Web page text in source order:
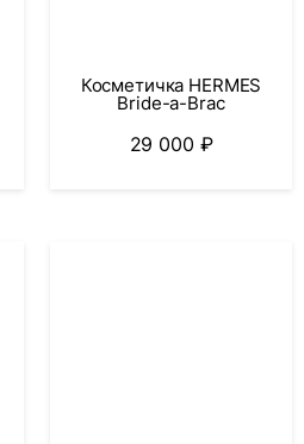
Косметичка HERMES
Bride-a-Brac
29 000 ₽